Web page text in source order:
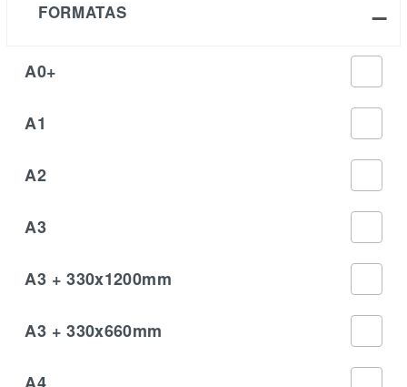
FORMATAS
A0+
A1
A2
A3
A3 + 330x1200mm
A3 + 330x660mm